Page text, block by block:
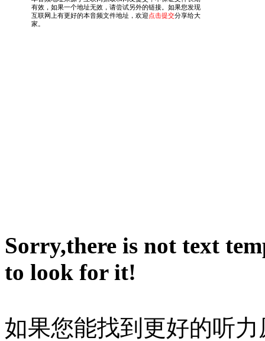
Sorry,there is not text
to look for it!
如果您能找到更好的听